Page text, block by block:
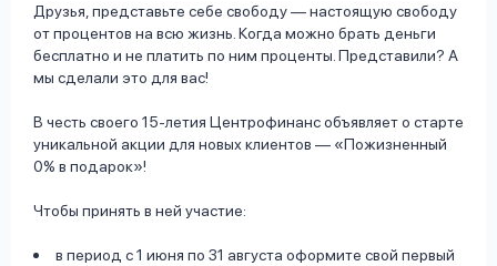
Друзья, представьте себе свободу — настоящую свободу
от процентов на всю жизнь. Когда можно брать деньги
бесплатно и не платить по ним проценты. Представили? А
мы сделали это для вас!
В честь своего 15-летия Центрофинанс объявляет о старте
уникальной акции для новых клиентов — «Пожизненный
0% в подарок»!
Чтобы принять в ней участие:
в период с 1 июня по 31 августа оформите свой первый
Оформить заявку
Войти под другим номером
Ответы
на